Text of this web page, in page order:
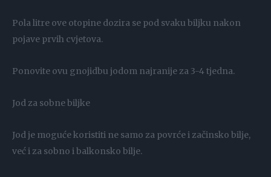
Pola litre ove otopine dozira se pod svaku biljku nakon
pojave prvih cvjetova.
Ponovite ovu gnojidbu jodom najranije za 3-4 tjedna.
Jod za sobne biljke
Jod je moguće koristiti ne samo za povrće i začinsko bilje,
već i za sobno i balkonsko bilje.